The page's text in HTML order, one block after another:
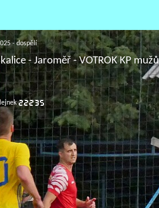
- dospělí
- Jaroměř - VOTROK KP